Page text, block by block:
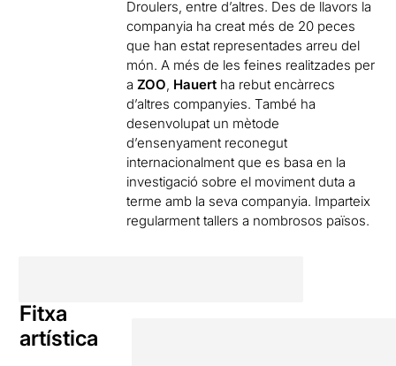
Droulers, entre d’altres. Des de llavors la
companyia ha creat més de 20 peces
que han estat representades arreu del
món. A més de les feines realitzades per
aZOO Hauert ha rebut encàrrecs
d’altres companyies. També ha
desenvolupat un mètode
d’ensenyament reconegut
internacionalment que es basa en la
investigació sobre el moviment duta a
terme amb la seva companyia. Imparteix
regularment tallers a nombrosos països.
Fitxa
artística